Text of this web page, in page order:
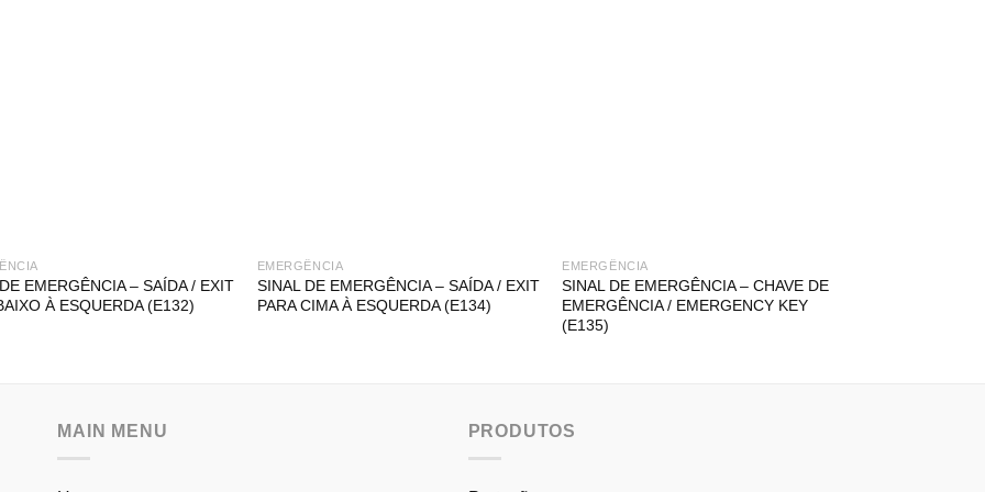
EMERGÊNCIA – SAÍDA / EXIT
À ESQUERDA (E132)
EMERGÊNCIA
SINAL DE EMERGÊNCIA – SAÍDA / EXIT
PARA CIMA À ESQUERDA (E134)
EMERGÊNCIA
SINAL DE EMERGÊNCIA – CHAVE DE
EMERGÊNCIA / EMERGENCY KEY
(E135)
MAIN MENU PRODUTOS